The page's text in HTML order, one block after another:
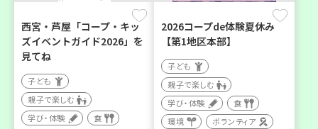
西宮・芦屋「コープ・キッ
ズイベントガイド2026」を
見てね
子ども
親子で楽しむ
学び・体験
食
2026コープde体験夏休み
【第1地区本部】
子ども
親子で楽しむ
学び・体験
食
環境
ボランティア